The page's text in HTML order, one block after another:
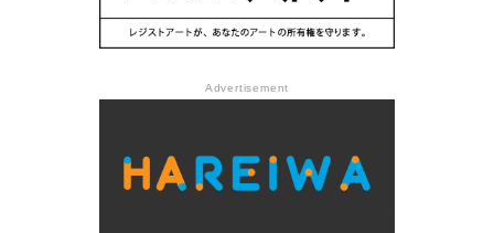
Advertisement